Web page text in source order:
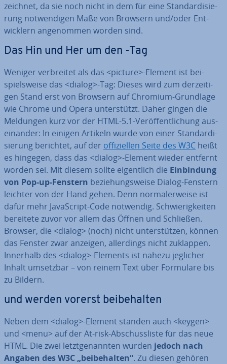
zeich­net, da sie noch nicht in dem für eine Stan­dar­di­sie­
rung not­wen­di­gen Maße von Browsern und/oder Ent­
wick­lern an­ge­nom­men worden sind.
Das Hin und Her um den -Tag
Weniger ver­brei­tet als das <picture>-Element ist bei­
spiels­wei­se das <dialog>-Tag: Dieses wird zum der­zei­ti­
gen Stand erst von Browsern auf Chromium-Grundlage
wie Chrome und Opera un­ter­stützt. Daher gingen die
Meldungen kurz vor der HTML-5.1-Ver­öf­fent­li­chung aus­
ein­an­der: In einigen Artikeln wurde von einer Stan­dar­di­
sie­rung berichtet, auf der of­fi­zi­el­len Seite des W3C heißt
es hingegen, dass das <dialog>-Element wieder entfernt
worden sei. Mit diesem sollte ei­gent­lich die Ein­bin­dung
von Pop-up-Fenstern be­zie­hungs­wei­se Dialog-Fenstern
leichter von der Hand gehen. Denn nor­ma­ler­wei­se ist
dafür mehr Ja­va­Script-Code notwendig. Schwie­rig­kei­ten
bereitete zuvor vor allem das Öffnen und Schließen.
Browser, die <dialog> (noch) nicht un­ter­stüt­zen, können
das Fenster zwar anzeigen, al­ler­dings nicht zuklappen.
Innerhalb des <dialog>-Elements ist nahezu jeglicher
Inhalt umsetzbar – von reinem Text über Formulare bis
zu Bildern.
und werden vorerst bei­be­hal­ten
Neben dem <dialog>-Element standen auch <keygen>
und <menu> auf der At-risk-Ab­schuss­lis­te für das neue
HTML. Die zwei letzt­ge­nann­ten wurden jedoch nach
Angaben des W3C „bei­be­hal­ten“. Zu diesen gehören